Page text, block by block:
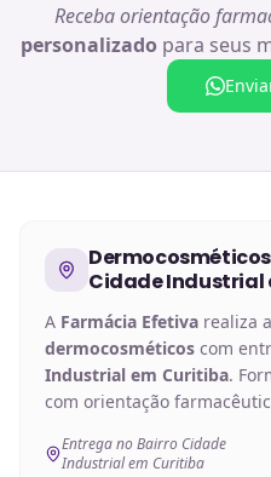
Receba orientação
personalizado para seus
Dermocosméticos
Cidade Industrial
A Farmácia Efetiva realiza a
dermocosméticos com
Industrial em Curitiba.
com orientação
Entrega no Bairro Cidade
Industrial em Curitiba